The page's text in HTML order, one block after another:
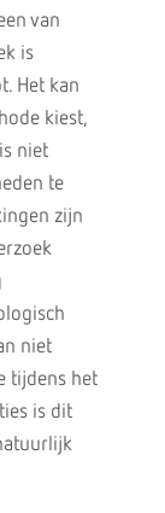
van
is
Het kan
kiest,
niet
te
zijn
niet
tijdens het
is dit